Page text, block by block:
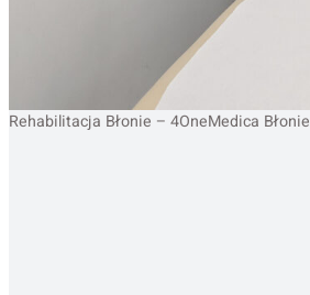
Rehabilitacja Błonie – 4OneMedica Błonie